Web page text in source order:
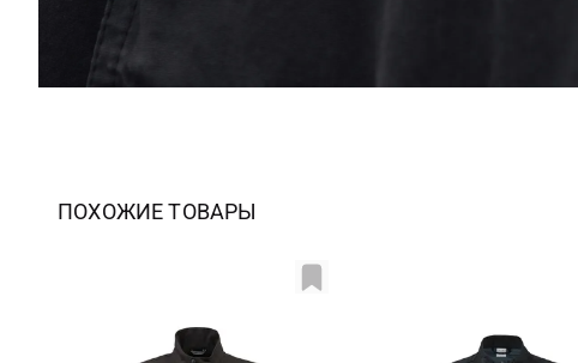
ПОХОЖИЕ ТОВАРЫ